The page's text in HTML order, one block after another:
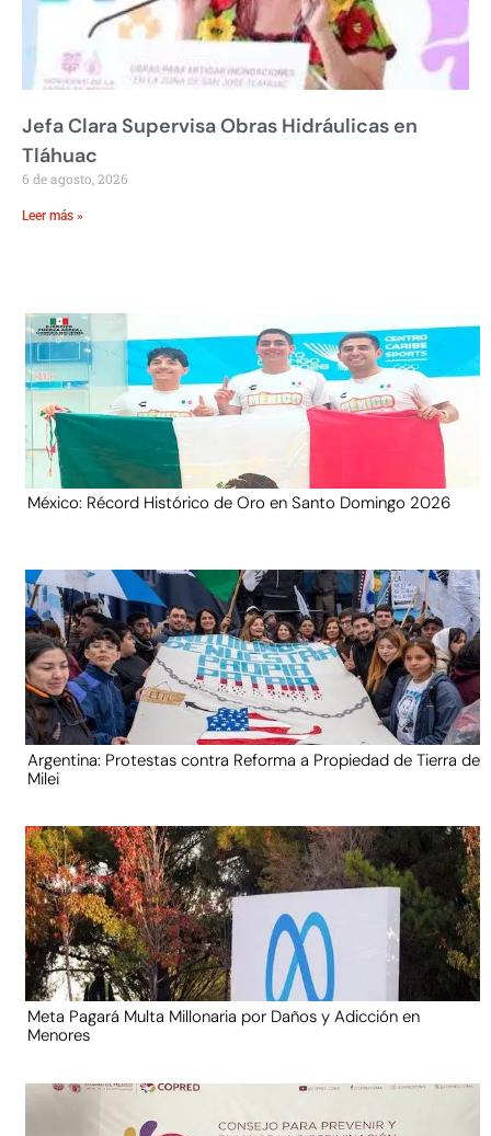
Jefa Clara Supervisa Obras Hidráulicas en
Tláhuac
6 de agosto, 2026
Leer más »
México: Récord Histórico de Oro en Santo Domingo 2026
Argentina: Protestas contra Reforma a Propiedad de Tierra de
Milei
Meta Pagará Multa Millonaria por Daños y Adicción en
Menores